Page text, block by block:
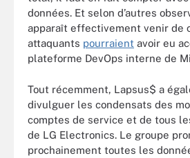
données. Et selon d’autres
apparaît effectivement venir de
attaquants pourraient avoir eu
plateforme DevOps interne de
Tout récemment, Lapsus$ a
divulguer les condensats des
comptes de service et de tous
de LG Electronics. Le groupe
prochainement toutes les